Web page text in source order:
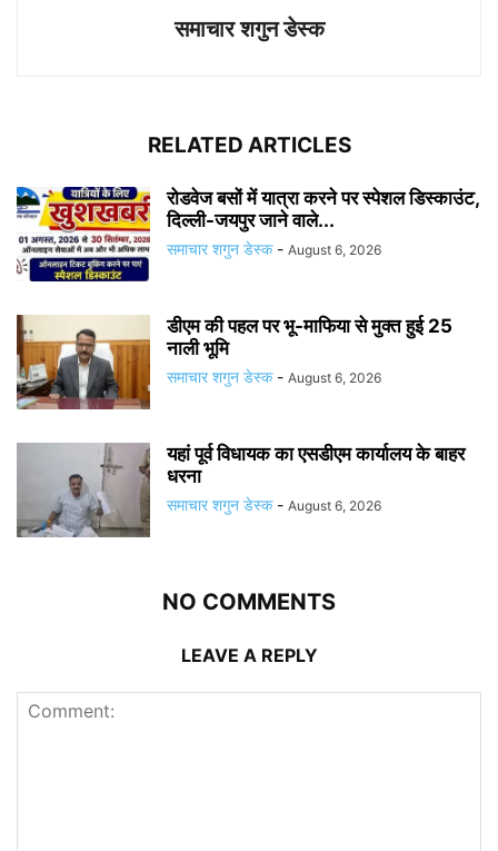
समाचार शगुन डेस्क
RELATED ARTICLES
रोडवेज बसों में यात्रा करने पर स्पेशल डिस्काउंट,
दिल्ली-जयपुर जाने वाले...
समाचार शगुन डेस्क - August 6, 2026
डीएम की पहल पर भू-माफिया से मुक्त हुई 25
नाली भूमि
समाचार शगुन डेस्क - August 6, 2026
यहां पूर्व विधायक का एसडीएम कार्यालय के बाहर
धरना
समाचार शगुन डेस्क - August 6, 2026
NO COMMENTS
LEAVE A REPLY